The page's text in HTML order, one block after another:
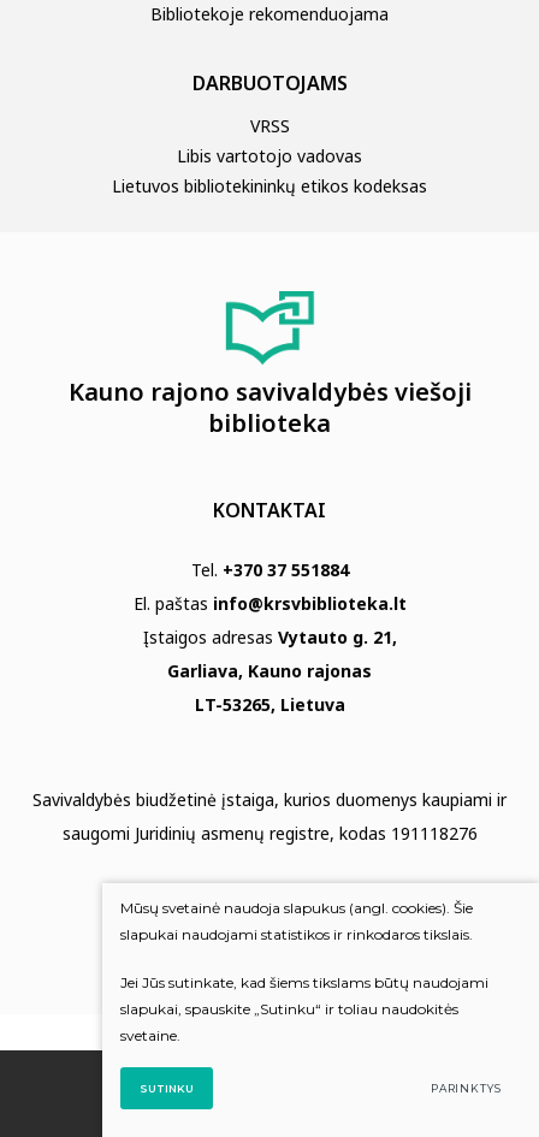
Bibliotekoje rekomenduojama
DARBUOTOJAMS
VRSS
Libis vartotojo vadovas
Lietuvos bibliotekininkų etikos kodeksas
Kauno rajono savivaldybės viešoji
biblioteka
KONTAKTAI
Tel. +370 37 551884
El. paštas info@krsvbiblioteka.lt
Įstaigos adresas Vytauto g. 21,
Garliava, Kauno rajonas
LT-53265, Lietuva
Savivaldybės biudžetinė įstaiga, kurios duomenys kaupiami ir
saugomi Juridinių asmenų registre, kodas 191118276
Duomenų apsauga
Mums rūpi Jūsų nuomonė
Įvertinkite mus
© 2022 Visos teisės saugomos
Sukūrė:
Mūsų svetainė naudoja slapukus (angl. cookies). Šie
slapukai naudojami statistikos ir rinkodaros tikslais.
Jei Jūs sutinkate, kad šiems tikslams būtų naudojami
slapukai, spauskite „Sutinku“ ir toliau naudokitės
svetaine.
SUTINKU PARINKTYS